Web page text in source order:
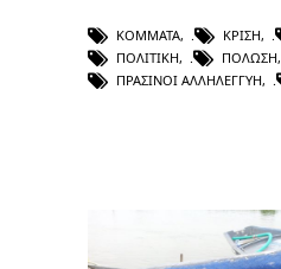
ΚΌΜΜΑΤΑ, ΚΡΊΣΗ,
ΠΟΛΙΤΙΚΉ, ΠΌΛΩΣΗ,
ΠΡΆΣΙΝΟΙ ΑΛΛΗΛΕΓΓΎΗ,